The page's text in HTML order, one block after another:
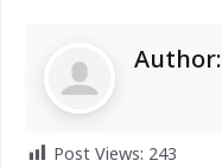
Author:
Post Views: 243